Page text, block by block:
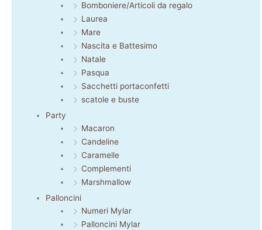
Bomboniere/Articoli da regalo
Laurea
Mare
Nascita e Battesimo
Natale
Pasqua
Sacchetti portaconfetti
scatole e buste
Party
Macaron
Candeline
Caramelle
Complementi
Marshmallow
Palloncini
Numeri Mylar
Palloncini Mylar